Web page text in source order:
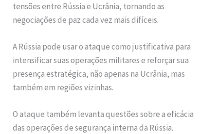
tensões entre Rússia e Ucrânia, tornando as
negociações de paz cada vez mais difíceis.
A Rússia pode usar o ataque como justificativa para
intensificar suas operações militares e reforçar sua
presença estratégica, não apenas na Ucrânia, mas
também em regiões vizinhas.
O ataque também levanta questões sobre a eficácia
das operações de segurança interna da Rússia.